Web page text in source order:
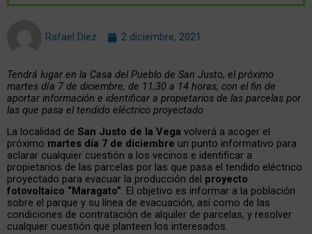
Rafael Díez 2 diciembre, 2021
Tendrá lugar en la Casa del Pueblo de San Justo, el próximo
martes día 7 de diciembre, de 11,30 a 14 horas, con el fin de
aportar información e identificar a propietarios de las parcelas por
las que pasa el tendido eléctrico proyectado
La localidad de San Justo de la Vega volverá a acoger el
próximo martes día 7 de diciembre un punto informativo para
aclarar cualquier cuestión a los vecinos e identificar a
propietarios de las parcelas por las que pasa el tendido eléctrico
proyectado para evacuar la producción del proyecto
fotovoltaico “Maragato”. El objetivo es informar a la población
sobre el parque y su línea de evacuación, así como de las
condiciones de contratación de alquiler de parcelas, y resolver
cualquier cuestión que planteen los interesados.